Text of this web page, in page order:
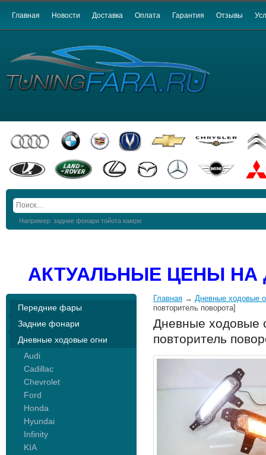
Главная Новости Доставка Оплата Гарантия Отзывы
Например: задние фонари тойота камри
АКТУАЛЬНЫЕ ЦЕНЫ
Передние фары
Задние фонари
Дневные ходовые огни
Audi
Cadillac
Chevrolet
Ford
Honda
Hyundai
Infinity
KIA
Главная → Дневные ходовые
повторитель поворота]
Дневные ходовые
повторитель